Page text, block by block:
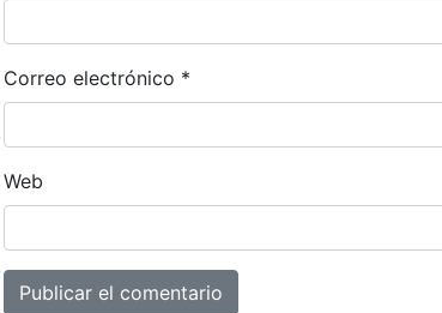
Correo electrónico *
Web